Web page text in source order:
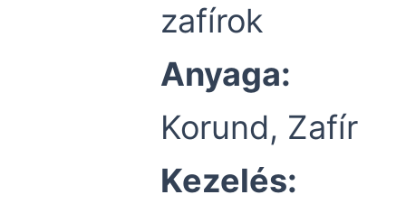
zafírok
Anyaga:
Korund, Zafír
Kezelés: